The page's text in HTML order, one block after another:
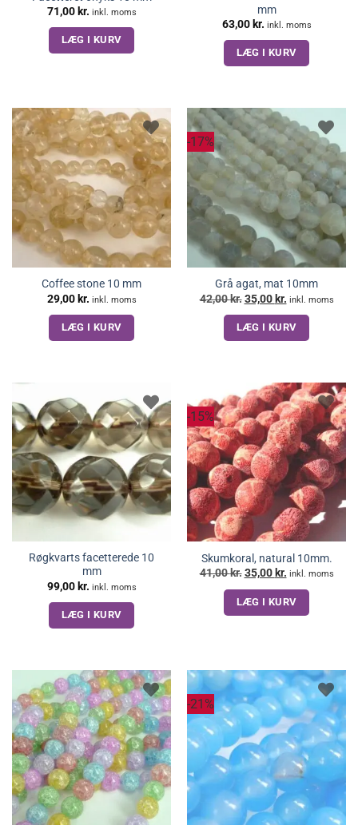
71,00 kr. inkl. moms
LÆG I KURV
mm
63,00 kr. inkl. moms
LÆG I KURV
Coffee stone 10 mm
29,00 kr. inkl. moms
LÆG I KURV
-17%
Grå agat, mat 10mm
42,00kr. Den
oprindelige
pris
var:
42,00 kr..
35,00 kr. Den
aktuelle
pris
er:
35,00 kr..
inkl. moms
LÆG I KURV
Røgkvarts facetterede 10
mm
99,00 kr. inkl. moms
LÆG I KURV
-15%
Skumkoral, natural 10mm.
41,00kr. Den
oprindelige
pris
var:
41,00 kr..
35,00 kr.Den
aktuelle
pris
er:
35,00 kr..
inkl. moms
LÆG I KURV
-21%